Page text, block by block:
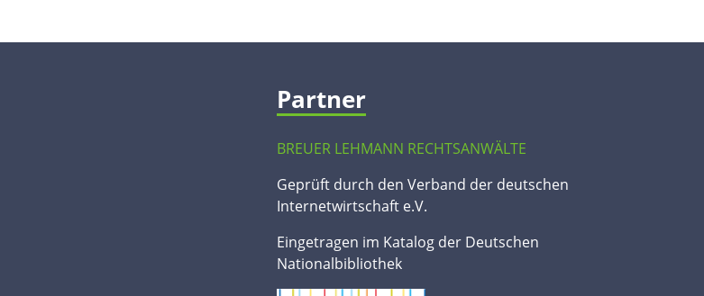
Partner
BREUER LEHMANN RECHTSANWÄLTE
Geprüft durch den Verband der deutschen
Internetwirtschaft e.V.
Eingetragen im Katalog der Deutschen
Nationalbibliothek